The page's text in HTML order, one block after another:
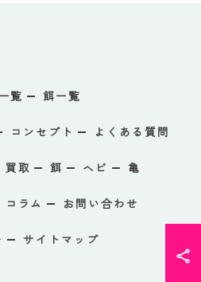
覧 餌一覧
コンセプト よくある質問
買取 餌 ヘビ 亀
コラム お問い合わせ
サイトマップ